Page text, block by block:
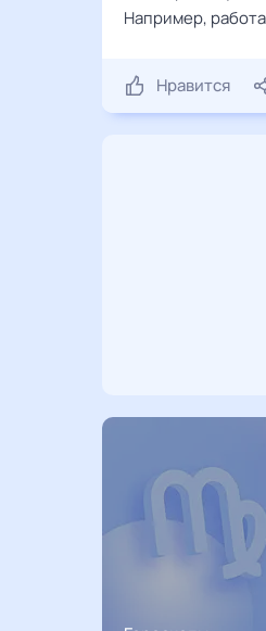
Например,
Нравится